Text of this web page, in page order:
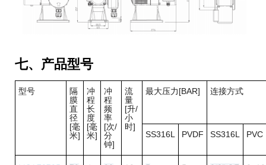
七、产品型号
型号
隔
膜
直
径
[毫
米]
冲
程
长
度
[毫
米]
冲
程
频
率
[次/
分
钟]
流
量
[升/
小
时]
最大压力[BAR] 连接方式
SS316L PVDF SS316L PVC